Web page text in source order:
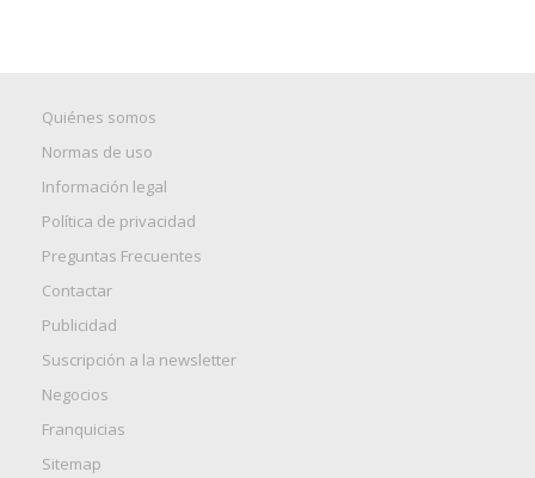
Quiénes somos
Normas de uso
Información legal
Política de privacidad
Preguntas Frecuentes
Contactar
Publicidad
Suscripción a la newsletter
Negocios
Franquicias
Sitemap